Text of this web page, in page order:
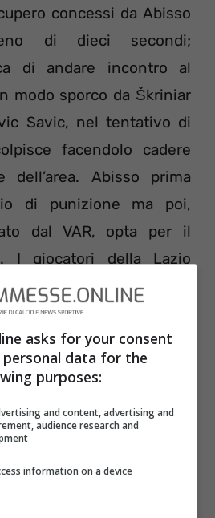
concessi da Abisso
di dieci secondi;
di andare incontro al
modo sporco da Škriniar
Savic, nel tentativo di
facendolo cadere
Abisso prima
di punizione ma poi,
dal VAR, opta per il
I giocatori della Lazio
ed a farne le
asks for your consent
data for the
purposes:
and content, advertising and
audience research and
information on a device